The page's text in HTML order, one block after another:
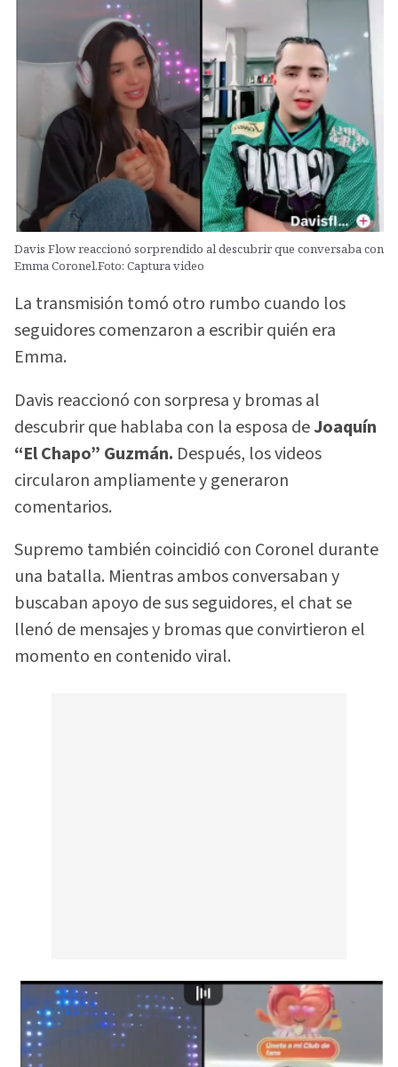
Davis Flow reaccionó sorprendido al descubrir que conversaba con
Emma Coronel.Foto: Captura video
La transmisión tomó otro rumbo cuando los
seguidores comenzaron a escribir quién era
Emma.
Davis reaccionó con sorpresa y bromas al
descubrir que hablaba con la esposa deJoaquín
“El Chapo” Guzmán. Después, los videos
circularon ampliamente y generaron
comentarios.
Supremo también coincidió con Coronel durante
una batalla. Mientras ambos conversaban y
buscaban apoyo de sus seguidores, el chat se
llenó de mensajes y bromas que convirtieron el
momento en contenido viral.